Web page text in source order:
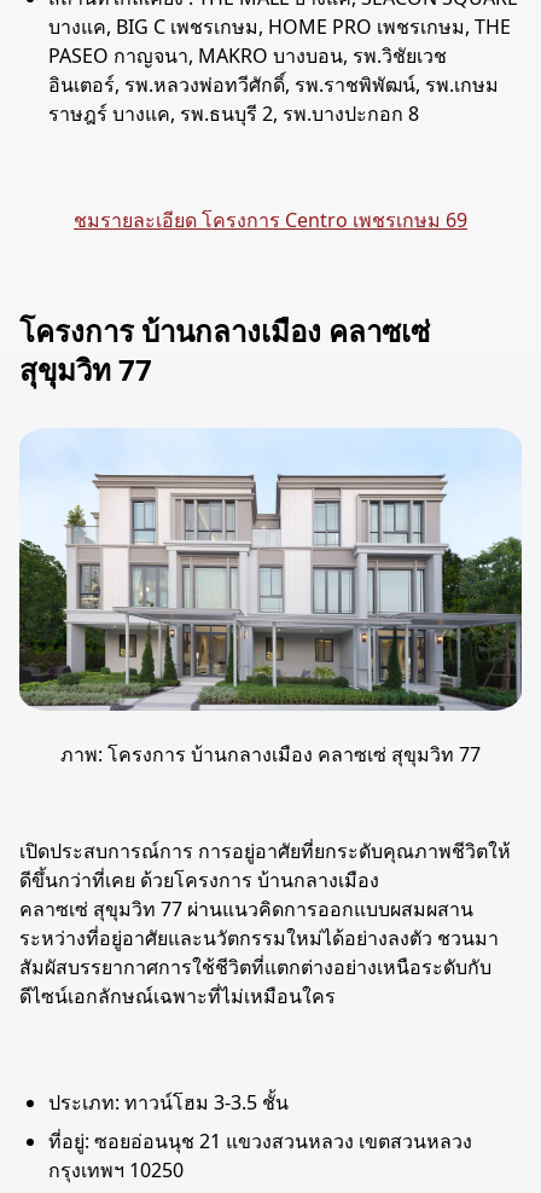
บางแค, BIG C เพชรเกษม, HOME PRO เพชรเกษม, THE
PASEO กาญจนา, MAKRO บางบอน, รพ.วิชัยเวช
อินเตอร์, รพ.หลวงพ่อทวีศักดิ์, รพ.ราชพิพัฒน์, รพ.เกษม
ราษฎร์ บางแค, รพ.ธนบุรี 2, รพ.บางปะกอก 8
ชมรายละเอียด โครงการ Centro เพชรเกษม 69
โครงการ บ้านกลางเมือง คลาซเซ่
สุขุมวิท 77
ภาพ: โครงการ บ้านกลางเมือง คลาซเซ่ สุขุมวิท 77
เปิดประสบการณ์การ การอยู่อาศัยที่ยกระดับคุณภาพชีวิตให้
ดีขึ้นกว่าที่เคย ด้วยโครงการ บ้านกลางเมือง
คลาซเซ่ สุขุมวิท 77 ผ่านแนวคิดการออกแบบผสมผสาน
ระหว่างที่อยู่อาศัยและนวัตกรรมใหม่ได้อย่างลงตัว ชวนมา
สัมผัสบรรยากาศการใช้ชีวิตที่แตกต่างอย่างเหนือระดับกับ
ดีไซน์เอกลักษณ์เฉพาะที่ไม่เหมือนใคร
ประเภท: ทาวน์โฮม 3-3.5 ชั้น
ที่อยู่: ซอยอ่อนนุช 21 แขวงสวนหลวง เขตสวนหลวง
กรุงเทพฯ 10250